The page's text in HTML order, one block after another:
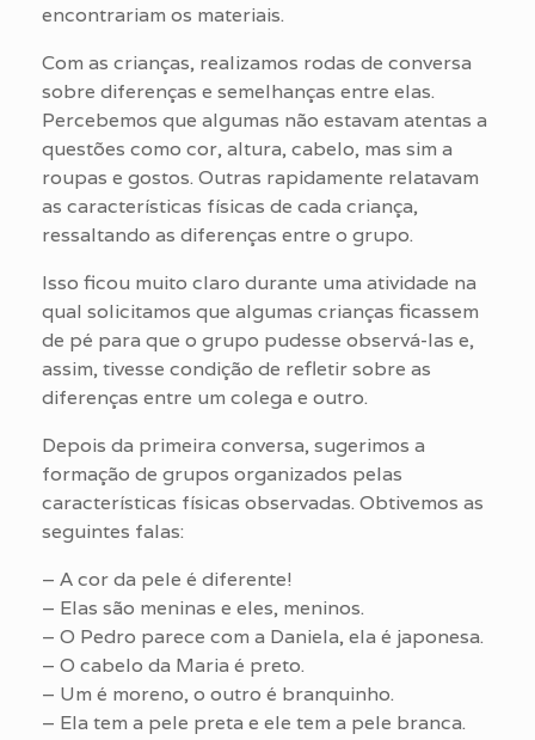
encontrariam os materiais.
Com as crianças, realizamos rodas de conversa
sobre diferenças e semelhanças entre elas.
Percebemos que algumas não estavam atentas a
questões como cor, altura, cabelo, mas sim a
roupas e gostos. Outras rapidamente relatavam
as características físicas de cada criança,
ressaltando as diferenças entre o grupo.
Isso ficou muito claro durante uma atividade na
qual solicitamos que algumas crianças ficassem
de pé para que o grupo pudesse observá-las e,
assim, tivesse condição de refletir sobre as
diferenças entre um colega e outro.
Depois da primeira conversa, sugerimos a
formação de grupos organizados pelas
características físicas observadas. Obtivemos as
seguintes falas:
– A cor da pele é diferente!
– Elas são meninas e eles, meninos.
– O Pedro parece com a Daniela, ela é japonesa.
– O cabelo da Maria é preto.
– Um é moreno, o outro é branquinho.
– Ela tem a pele preta e ele tem a pele branca.